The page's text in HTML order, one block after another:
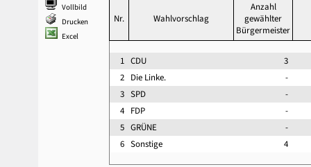
Vollbild
Drucken
Excel
Nr. Wahlvorschlag
Anzahl
gewählter
Bürgermeister
1 CDU
3
2 Die Linke.
-
3 SPD
-
4 FDP
-
5 GRÜNE
-
6 Sonstige 4